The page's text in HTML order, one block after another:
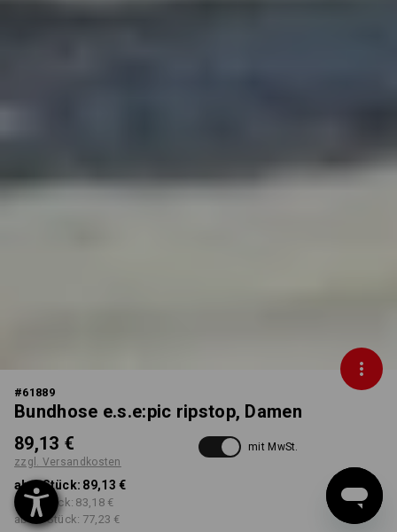
#61889
Bundhose e.s.e:pic ripstop, Damen
89,13 €
zzgl. Versandkosten
mit MwSt.
ab 1 Stück: 89,13 €
ab 3 Stück: 83,18 €
ab 10 Stück: 77,23 €